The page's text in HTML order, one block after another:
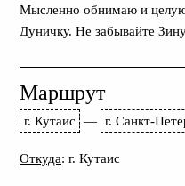
Мысленно обнимаю и
Дуничку. Не забывайте
Маршрут
г. Кутаис — г. Санкт-
Откуда: г. Кутаис